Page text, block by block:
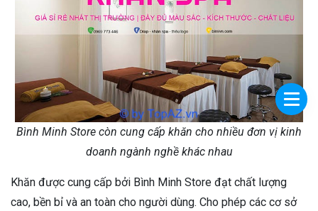
Bình Minh Store còn cung cấp khăn cho nhiều đơn vị kinh
doanh ngành nghề khác nhau
Khăn được cung cấp bởi Bình Minh Store đạt chất lượng
cao, bền bỉ và an toàn cho người dùng. Cho phép các cơ sở